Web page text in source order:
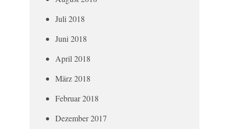
Juli 2018
Juni 2018
April 2018
März 2018
Februar 2018
Dezember 2017